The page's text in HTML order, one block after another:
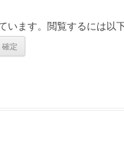
ます。閲覧するには以